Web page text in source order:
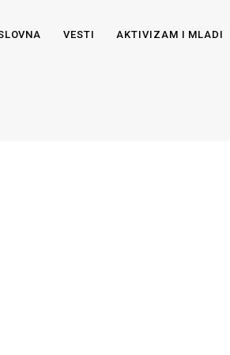
VESTI AKTIVIZAM I MLADI